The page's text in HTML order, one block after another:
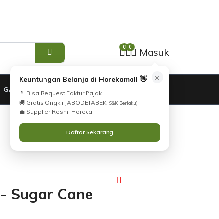
0 0 Masuk
×
Keuntungan Belanja di Horekamall 👋
📄 Bisa Request Faktur Pajak
🚚 Gratis Ongkir JABODETABEK (S&K Berlaku)
💼 Supplier Resmi Horeca
Daftar Sekarang
GARANSI
Sugar Cane